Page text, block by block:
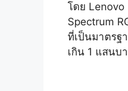
โดย Lenovo
Spectrum
ที่เป็นมาตรฐ
เกิน 1 แสนบ